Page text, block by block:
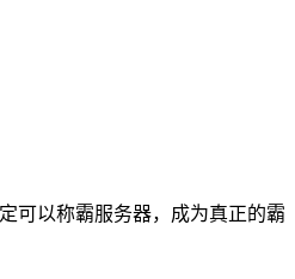
可以称霸服务器，成为真正的霸